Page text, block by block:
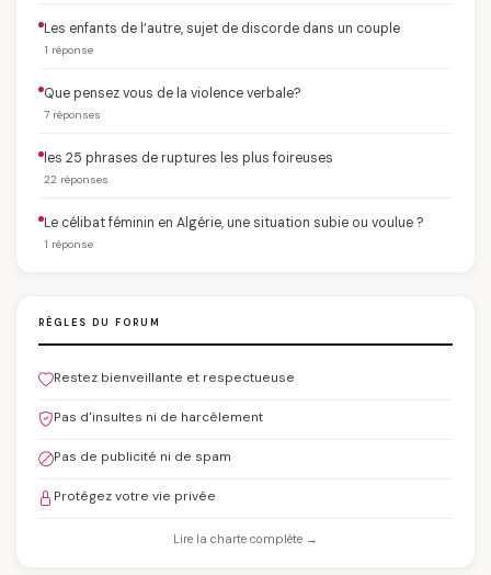
Les enfants de l’autre, sujet de discorde dans un couple
1 réponse
Que pensez vous de la violence verbale?
7 réponses
les 25 phrases de ruptures les plus foireuses
22 réponses
Le célibat féminin en Algérie, une situation subie ou voulue ?
1 réponse
RÈGLES DU FORUM
Restez bienveillante et respectueuse
Pas d'insultes ni de harcèlement
Pas de publicité ni de spam
Protégez votre vie privée
Lire la charte complète →